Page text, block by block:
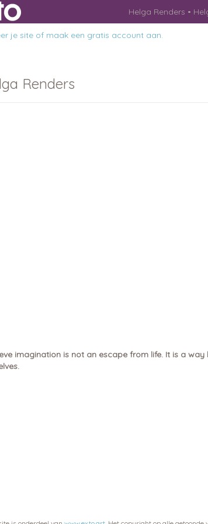
Helga Renders
je site of maak een gratis account aan.
Renders
imagination is not an escape from life. It is a